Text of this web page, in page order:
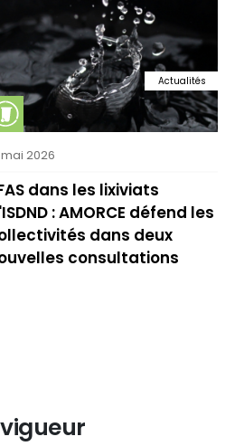
Actualités
mai 2026
dans les lixiviats
: AMORCE défend les
dans deux
consultations